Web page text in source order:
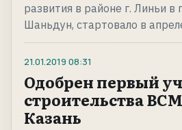
развития в районе г. Линьи в
Шаньдун, стартовало в
21.01.2019 08:31
Одобрен первый
строительства
Казань